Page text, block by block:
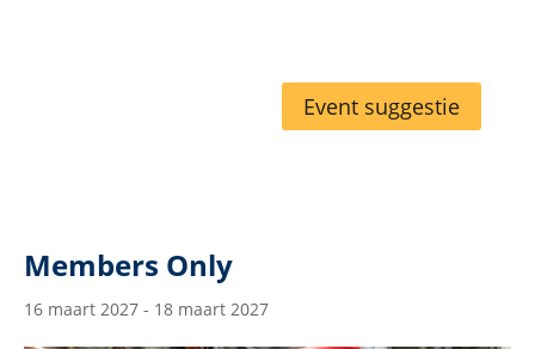
Event suggestie
Members Only
16 maart 2027 - 18 maart 2027